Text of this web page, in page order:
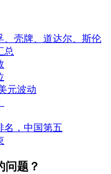
、壳牌、道达尔、斯伦
总
元波动
名，中国第五
问题？